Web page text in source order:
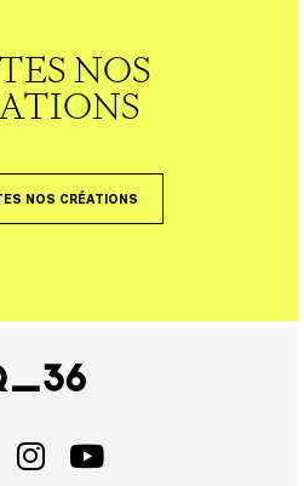
NOS
NOS CRÉATIONS